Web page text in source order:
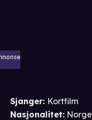
Sjanger: Kortfilm
Nasjonalitet: Norge